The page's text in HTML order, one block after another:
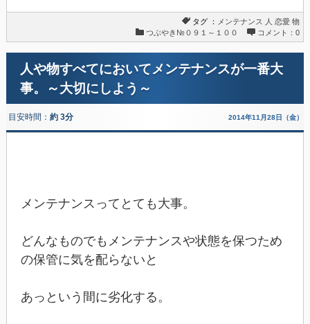
タグ ： メンテナンス 人 恋愛 物
つぶやき№０９１～１００
コメント：0
人や物すべてにおいてメンテナンスが一番大
事。～大切にしよう～
目安時間： 約 3分 2014年11月28日（金）
メンテナンスってとても大事。
どんなものでもメンテナンスや状態を保つため
の保管に気を配らないと
あっという間に劣化する。